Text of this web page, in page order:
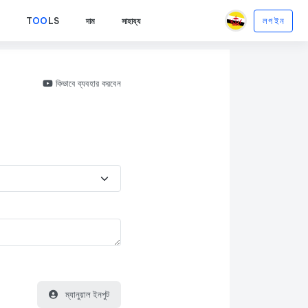
TOO LS দাম সাহায্য লগ ইন
কিভাবে ব্যবহার করবেন
ম্যানুয়াল ইনপুট